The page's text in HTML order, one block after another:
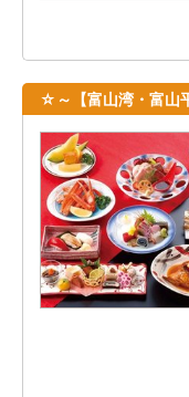
☆～【富山湾・富山